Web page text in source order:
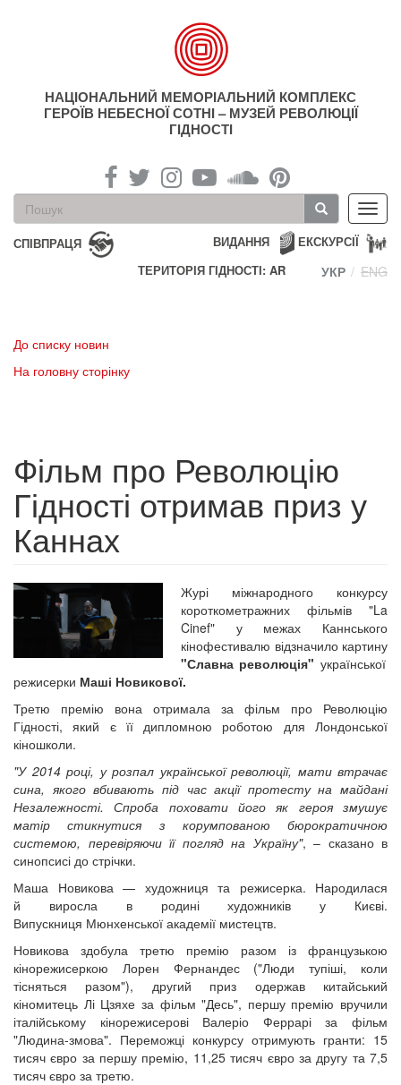
НАЦІОНАЛЬНИЙ МЕМОРІАЛЬНИЙ КОМПЛЕКС
ГЕРОЇВ НЕБЕСНОЇ СОТНІ – МУЗЕЙ РЕВОЛЮЦІЇ
ГІДНОСТІ
Пошукова
форма
Пошук
СПІВПРАЦЯ ЕКСКУРСІЇ
ВИДАННЯ
ТЕРИТОРІЯ ГІДНОСТІ: AR
УКР ENG
До списку новин
На головну сторінку
Фільм про Революцію
Гідності отримав приз у
Каннах
Журі міжнародного конкурсу
короткометражних фільмів "La
Cinef" у межах Каннського
кінофестивалю відзначило картину
"Славна революція" української
режисерки Маші Новикової.
Третю премію вона отримала за фільм про Революцію
Гідності, який є її дипломною роботою для Лондонської
кіношколи.
"У 2014 році, у розпал української революції, мати втрачає
сина, якого вбивають під час акції протесту на майдані
Незалежності. Спроба поховати його як героя змушує
матір стикнутися з корумпованою бюрократичною
системою, перевіряючи її погляд на Україну", – сказано в
синопсисі до стрічки.
Маша Новикова — художниця та режисерка. Народилася
й виросла в родині художників у Києві.
Випускниця Мюнхенської академії мистецтв.
Новикова здобула третю премію разом із французькою
кінорежисеркою Лорен Фернандес ("Люди тупіші, коли
тісняться разом"), другий приз одержав китайський
кіномитець Лі Цзяхе за фільм "Десь", першу премію вручили
італійському кінорежисерові Валеріо Феррарі за фільм
"Людина-змова". Переможці конкурсу отримують гранти: 15
тисяч євро за першу премію, 11,25 тисяч євро за другу та 7,5
тисяч євро за третю.